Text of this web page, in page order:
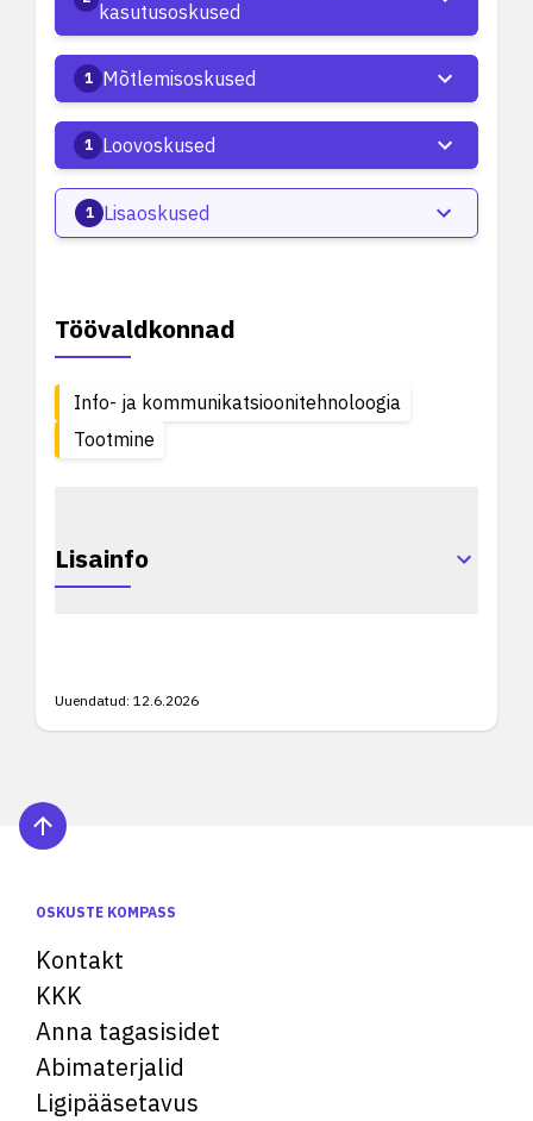
kasutusoskused
1 Mõtlemisoskused
1 Loovoskused
1 Lisaoskused
Töövaldkonnad
Info- ja kommunikatsioonitehnoloogia
Tootmine
Lisainfo
Uuendatud: 12.6.2026
OSKUSTE KOMPASS
Kontakt
KKK
Anna tagasisidet
Abimaterjalid
Ligipääsetavus